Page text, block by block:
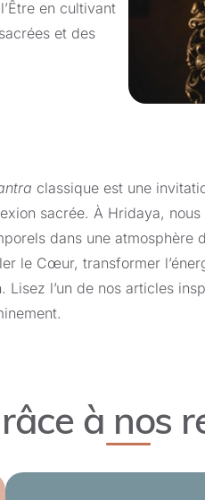
telles que le rituel sacré,
des énergies,
inhérent à votre être. Ici,
à travers le Cœur vers
profonde, une
de la dissolution
le Divin.
en cultivant
et des
classique est une
sacrée. À Hridaya,
dans une atmosphère
le Cœur, transformer
Lisez l’un de nos articles
à nos